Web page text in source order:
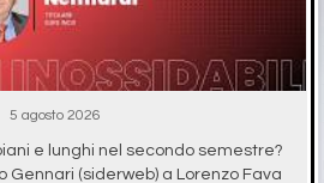
5 agosto 2026
e lunghi nel secondo semestre?
Gennari (siderweb) a Lorenzo Fava